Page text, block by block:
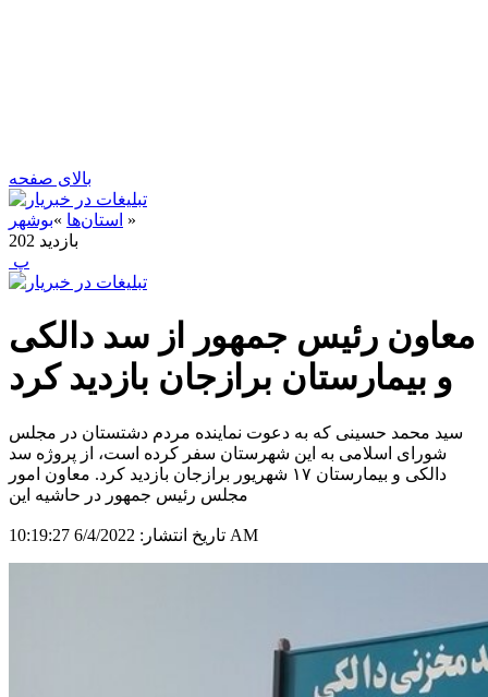
بالای صفحه
استان‌ها »بوشهر
»
202 بازدید
‍ پ
معاون رئیس جمهور از سد دالکی
و بیمارستان برازجان بازدید کرد
سید محمد حسینی که به دعوت نماینده مردم دشتستان در مجلس
شورای اسلامی به این شهرستان سفر کرده است، از پروژه سد
دالکی و بیمارستان ۱۷ شهریور برازجان بازدید کرد. معاون امور
مجلس رئیس جمهور در حاشیه این
تاریخ انتشار: 6/4/2022 10:19:27 AM